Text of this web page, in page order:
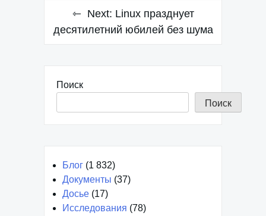
Next: Linux празднует
десятилетний юбилей без шума
Поиск
Поиск
Блог (1 832)
Документы (37)
Досье (17)
Исследования (78)